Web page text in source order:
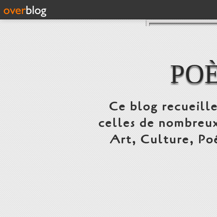
Ce blog recueille
celles de
Art, Culture,